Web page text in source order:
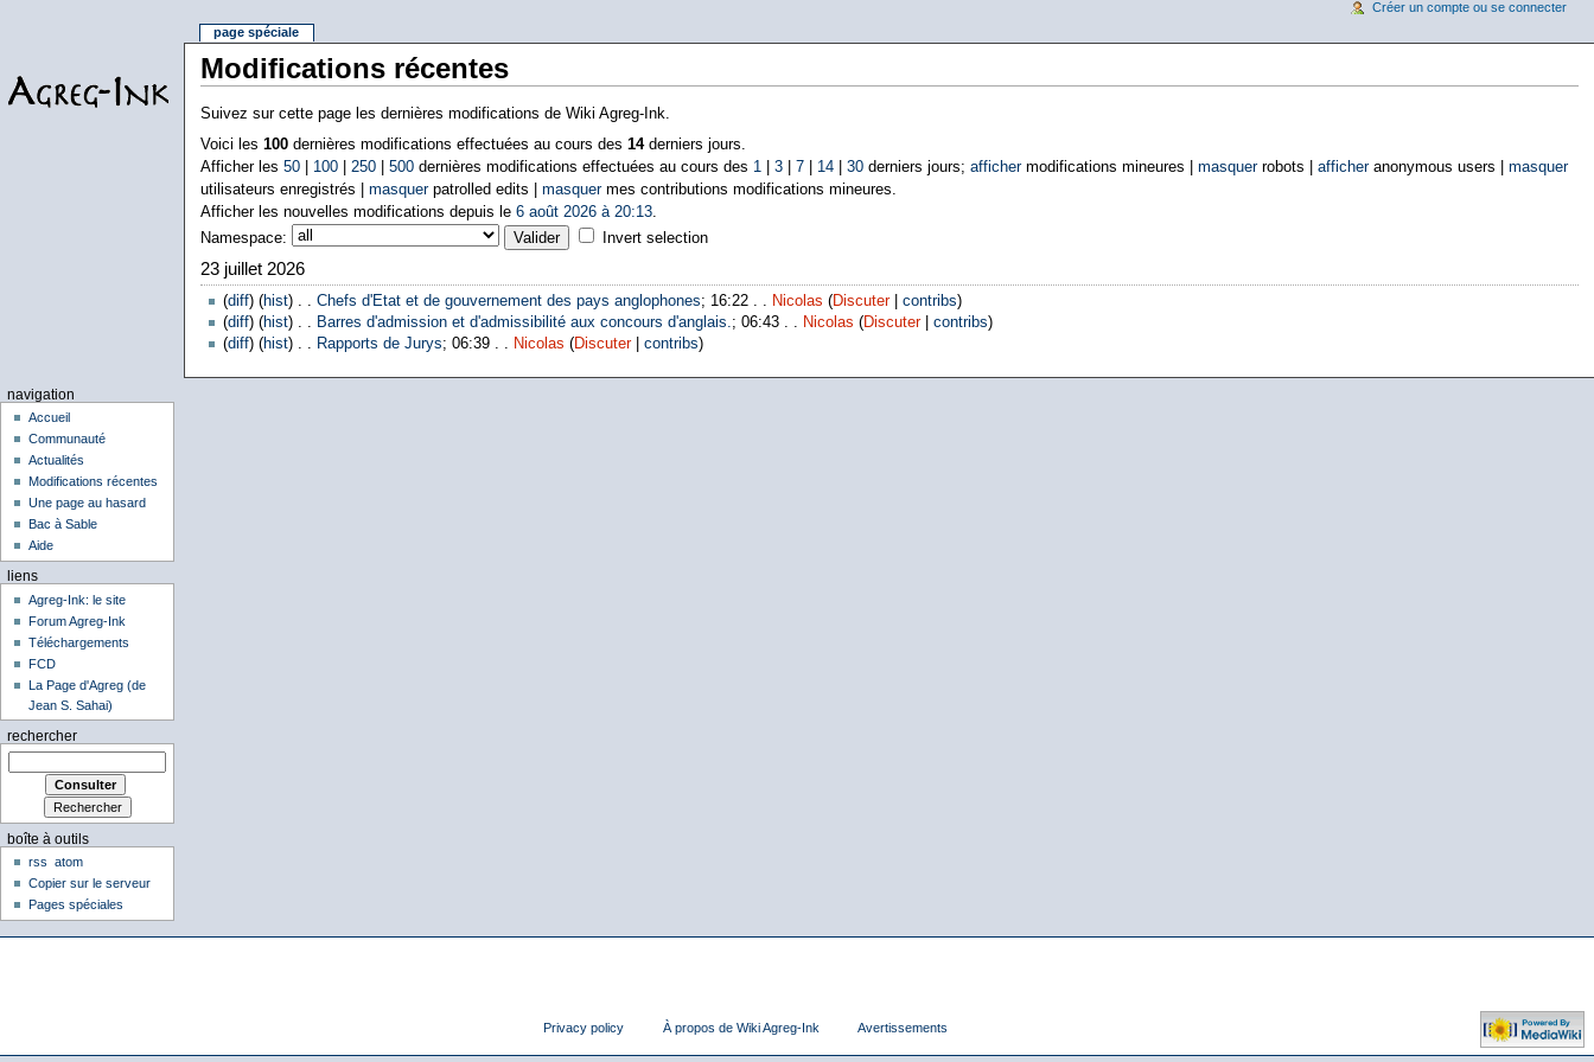
Modifications récentes
Suivez sur cette page les dernières modifications de Wiki Agreg-Ink.
Voici les 100dernières modifications effectuées au cours des 14derniers jours.
Afficher les 50| 100| 250| 500dernières modifications effectuées au cours des 1 3| 7| 14| 30derniers jours; affichermodifications mineures | masquerrobots | afficheranonymous users | masquer
utilisateurs enregistrés | masquerpatrolled edits | masquermes contributions modifications mineures.
Afficher les nouvelles modifications depuis le 6 août 2026 à 20:13.
Namespace:
Invert selection
23 juillet 2026
(diff) (hist) . . Chefs d'Etat et de gouvernement des pays anglophones; 16:22 . . Nicolas (Discuter| contribs)
(diff) (hist) . . Barres d'admission et d'admissibilité aux concours d'anglais.; 06:43 . . Nicolas (Discuter| contribs)
(diff) (hist) . . Rapports de Jurys; 06:39 . . Nicolas (Discuter| contribs)
page spéciale
Créer un compte ou se connecter
navigation
Accueil
Communauté
Actualités
Modifications récentes
Une page au hasard
Bac à Sable
Aide
liens
Agreg-Ink: le site
Forum Agreg-Ink
Téléchargements
FCD
La Page d'Agreg (de
Jean S. Sahai)
rechercher
boîte à outils
rss
atom
Copier sur le serveur
Pages spéciales
Privacy policy À propos de Wiki Agreg-Ink Avertissements